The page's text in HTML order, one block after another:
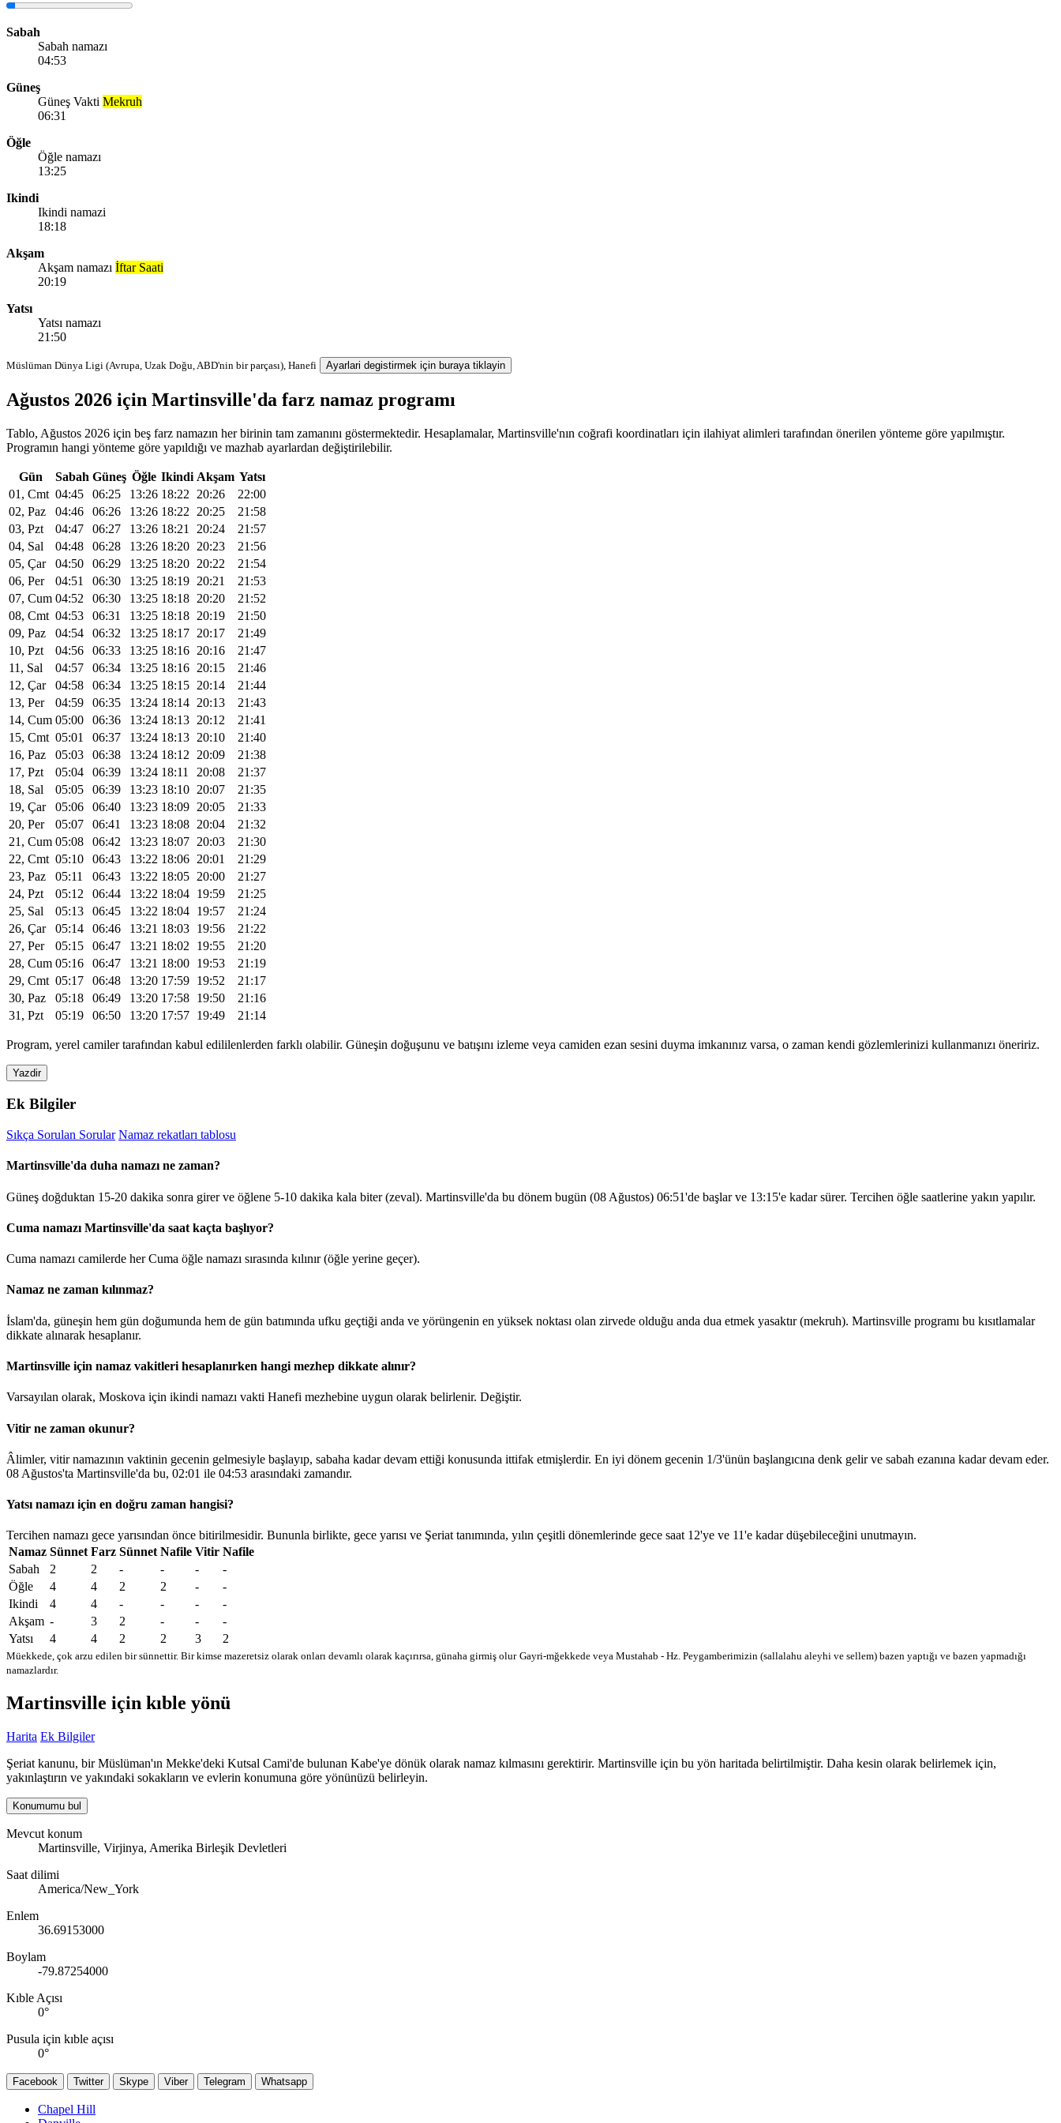
Sabah
Sabah namazı
04:53
Güneş
Güneş Vakti Mekruh
06:31
Öğle
Öğle namazı
13:25
Ikindi
Ikindi namazi
18:18
Akşam
Akşam namazı İftar Saati
20:19
Yatsı
Yatsı namazı
21:50
Müslüman Dünya Ligi (Avrupa, Uzak Doğu, ABD'nin bir parçası), Hanefi Ayarlari degistirmek için buraya tiklayin
Ağustos 2026 için Martinsville'da farz namaz programı
Tablo, Ağustos 2026 için beş farz namazın her birinin tam zamanını göstermektedir. Hesaplamalar, Martinsville'nın coğrafi koordinatları için ilahiyat alimleri tarafından önerilen yönteme göre yapılmıştır.
Programın hangi yönteme göre yapıldığı ve mazhab ayarlardan değiştirilebilir.
Gün Sabah Güneş Öğle Ikindi Akşam Yatsı
01, Cmt 04:45 06:25 13:26 18:22 20:26
22:00
02, Paz
04:46 06:26 13:26 18:22 20:25
21:58
03, Pzt
04:47 06:27 13:26 18:21 20:24
21:57
04, Sal
04:48 06:28 13:26 18:20 20:23
21:56
05, Çar
04:50 06:29 13:25 18:20 20:22
21:54
06, Per
04:51 06:30 13:25 18:19 20:21
21:53
07, Cum 04:52 06:30 13:25 18:18 20:20
21:52
08, Cmt 04:53 06:31 13:25 18:18 20:19
21:50
09, Paz
04:54 06:32 13:25 18:17 20:17
21:49
10, Pzt
04:56 06:33 13:25 18:16 20:16
21:47
11, Sal
04:57 06:34 13:25 18:16 20:15
21:46
12, Çar
04:58 06:34 13:25 18:15 20:14
21:44
13, Per
04:59 06:35 13:24 18:14 20:13
21:43
14, Cum 05:00 06:36 13:24 18:13 20:12
21:41
15, Cmt 05:01 06:37 13:24 18:13 20:10
21:40
16, Paz
05:03 06:38 13:24 18:12 20:09
21:38
17, Pzt
05:04 06:39 13:24 18:11 20:08
21:37
18, Sal
05:05 06:39 13:23 18:10 20:07
21:35
19, Çar
05:06 06:40 13:23 18:09 20:05
21:33
20, Per
05:07 06:41 13:23 18:08 20:04
21:32
21, Cum 05:08 06:42 13:23 18:07 20:03
21:30
22, Cmt 05:10 06:43 13:22 18:06 20:01
21:29
23, Paz
05:11 06:43 13:22 18:05 20:00
21:27
24, Pzt
05:12 06:44 13:22 18:04 19:59
21:25
25, Sal
05:13 06:45 13:22 18:04 19:57
21:24
26, Çar
05:14 06:46 13:21 18:03 19:56
21:22
27, Per
05:15 06:47 13:21 18:02 19:55
21:20
28, Cum 05:16 06:47 13:21 18:00 19:53
21:19
29, Cmt 05:17 06:48 13:20 17:59 19:52
21:17
30, Paz
05:18 06:49 13:20 17:58 19:50
21:16
31, Pzt
05:19 06:50 13:20 17:57 19:49 21:14
Program, yerel camiler tarafından kabul edililenlerden farklı olabilir. Güneşin doğuşunu ve batışını izleme veya camiden ezan sesini duyma imkanınız varsa, o zaman kendi gözlemlerinizi kullanmanızı öneririz.
Yazdir
Ek Bilgiler
Sıkça Sorulan Sorular Namaz rekatları tablosu
Martinsville'da duha namazı ne zaman?
Güneş doğduktan 15-20 dakika sonra girer ve öğlene 5-10 dakika kala biter (zeval). Martinsville'da bu dönem bugün (08 Ağustos) 06:51'de başlar ve 13:15'e kadar sürer. Tercihen öğle saatlerine yakın yapılır.
Cuma namazı Martinsville'da saat kaçta başlıyor?
Cuma namazı camilerde her Cuma öğle namazı sırasında kılınır (öğle yerine geçer).
Namaz ne zaman kılınmaz?
İslam'da, güneşin hem gün doğumunda hem de gün batımında ufku geçtiği anda ve yörüngenin en yüksek noktası olan zirvede olduğu anda dua etmek yasaktır (mekruh). Martinsville programı bu kısıtlamalar
dikkate alınarak hesaplanır.
Martinsville için namaz vakitleri hesaplanırken hangi mezhep dikkate alınır?
Varsayılan olarak, Moskova için ikindi namazı vakti Hanefi mezhebine uygun olarak belirlenir. Değiştir.
Vitir ne zaman okunur?
Âlimler, vitir namazının vaktinin gecenin gelmesiyle başlayıp, sabaha kadar devam ettiği konusunda ittifak etmişlerdir. En iyi dönem gecenin 1/3'ünün başlangıcına denk gelir ve sabah ezanına kadar devam eder.
08 Ağustos'ta Martinsville'da bu, 02:01 ile 04:53 arasındaki zamandır.
Yatsı namazı için en doğru zaman hangisi?
Tercihen namazı gece yarısından önce bitirilmesidir. Bununla birlikte, gece yarısı ve Şeriat tanımında, yılın çeşitli dönemlerinde gece saat 12'ye ve 11'e kadar düşebileceğini unutmayın.
Namaz Sünnet Farz Sünnet Nafile Vitir Nafile
Sabah
2 2 - - -
-
Öğle
4 4 2 2 -
-
Ikindi
4 4 - - -
-
Akşam - 3 2 - -
-
Yatsı
4 4 2 2 3 2
Müekkede, çok arzu edilen bir sünnettir. Bir kimse mazeretsiz olarak onları devamlı olarak kaçırırsa, günaha girmiş olur Gayri-mğekkede veya Mustahab - Hz. Peygamberimizin (sallalahu aleyhi ve sellem) bazen yaptığı ve bazen yapmadığı
namazlardır.
Martinsville için kıble yönü
Harita Ek Bilgiler
Şeriat kanunu, bir Müslüman'ın Mekke'deki Kutsal Cami'de bulunan Kabe'ye dönük olarak namaz kılmasını gerektirir. Martinsville için bu yön haritada belirtilmiştir. Daha kesin olarak belirlemek için,
yakınlaştırın ve yakındaki sokakların ve evlerin konumuna göre yönünüzü belirleyin.
Konumumu bul
Mevcut konum
Martinsville, Virjinya, Amerika Birleşik Devletleri
Saat dilimi
America/New_York
Enlem
36.69153000
Boylam
-79.87254000
Kıble Açısı
0°
Pusula için kıble açısı
0°
Facebook Twitter Skype Viber Telegram Whatsapp
Chapel Hill